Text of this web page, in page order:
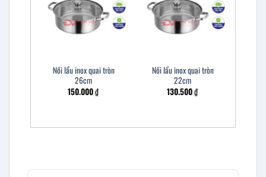
Nồi lẩu inox quai tròn
26cm
150.000₫
Nồi lẩu inox quai tròn
22cm
130.500₫